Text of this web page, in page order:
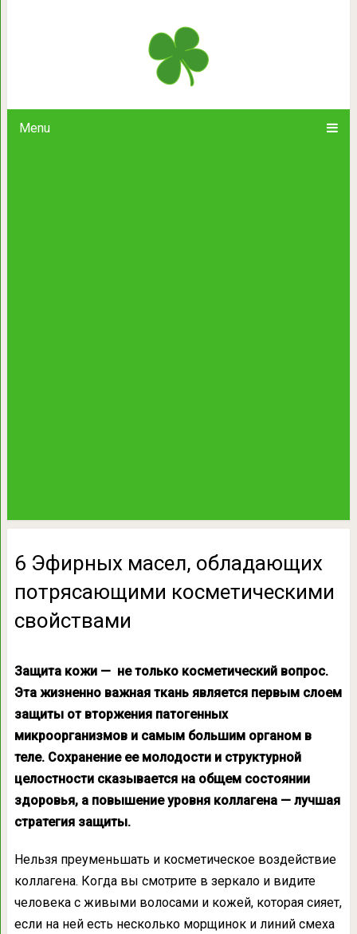
Menu
6 Эфирных масел, обладающих
6 Эфирных масел, обладающих
потрясающими косметическими
свойствами
Защита кожи — не только косметический вопрос.
Эта жизненно важная ткань является первым слоем
защиты от вторжения патогенных
микроорганизмов и самым большим органом в
теле. Сохранение ее молодости и структурной
целостности сказывается на общем состоянии
здоровья, а повышение уровня коллагена — лучшая
стратегия защиты.
Нельзя преуменьшать и косметическое воздействие
коллагена. Когда вы смотрите в зеркало и видите
человека с живыми волосами и кожей, которая сияет,
если на ней есть несколько морщинок и линий смеха